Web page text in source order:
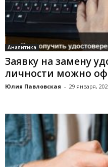
Аналитика
Заявку на замену
личности можно
Юлия Павловская - 29 января,